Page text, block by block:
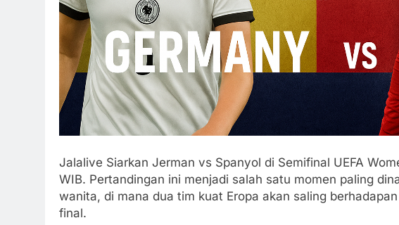
Jalalive Siarkan Jerman vs Spanyol di Semifinal UEFA
WIB. Pertandingan ini menjadi salah satu momen paling
wanita, di mana dua tim kuat Eropa akan saling
final.